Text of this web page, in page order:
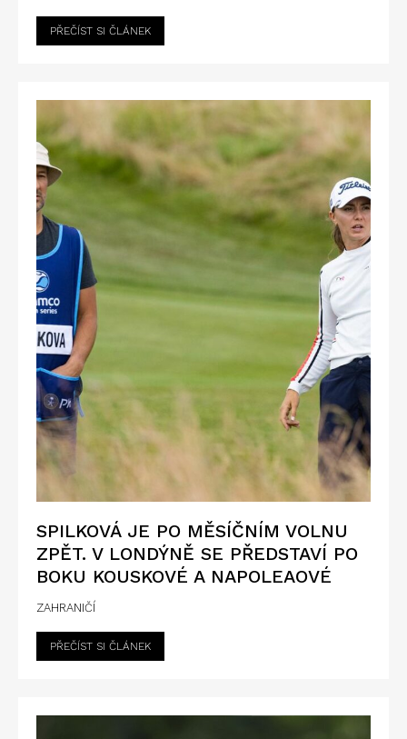
PŘEČÍST SI ČLÁNEK
SPILKOVÁ JE PO MĚSÍČNÍM VOLNU
ZPĚT. V LONDÝNĚ SE PŘEDSTAVÍ PO
BOKU KOUSKOVÉ A NAPOLEAOVÉ
ZAHRANIČÍ
PŘEČÍST SI ČLÁNEK